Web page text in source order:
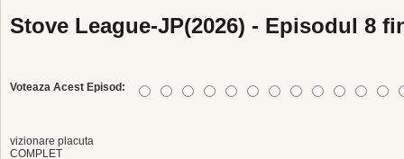
Stove League-JP(2026) - Episodul 8
Voteaza Acest Episod:
vizionare placuta
COMPLET